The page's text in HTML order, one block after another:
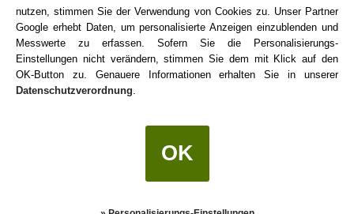
Denn wenn er sagt ja er mag mich schon mehr lass uns
Zeit..fände ich das persönlich gut ..muss noch ä bisl alte
Beziehung verarbeiten und mich nich ins nächste stürzen nur
merke ich für mich das er mir wichtiger wird und ich noch zu
verletzbar bin diesbezüglich
nutzen, stimmen Sie der Verwendung von Cookies zu. Unser Partner
Google erhebt Daten, um personalisierte Anzeigen einzublenden und
Messwerte zu erfassen. Sofern Sie die Personalisierungs-
Einstellungen nicht verändern, stimmen Sie dem mit Klick auf den
OK-Button zu. Genauere Informationen erhalten Sie in unserer
Datenschutzverordnung.
OK